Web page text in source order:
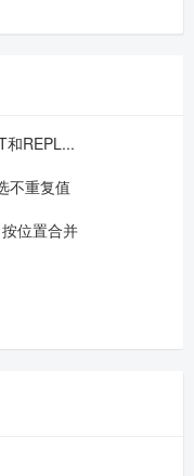
和REPL...
不重复值
位置合并